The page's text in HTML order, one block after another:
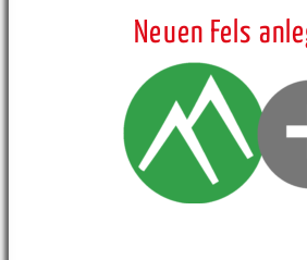
Neuen Fels